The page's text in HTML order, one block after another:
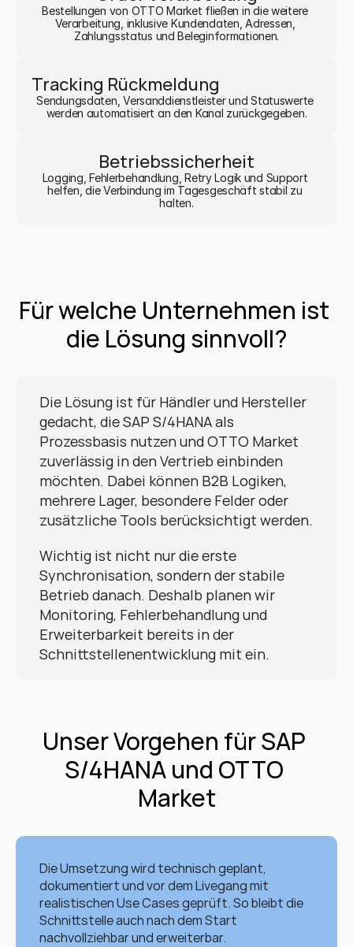
Bestellungen von OTTO Market fließen in die weitere
Verarbeitung, inklusive Kundendaten, Adressen,
Zahlungsstatus und Beleginformationen.
Tracking Rückmeldung
Sendungsdaten, Versanddienstleister und Statuswerte
werden automatisiert an den Kanal zurückgegeben.
Betriebssicherheit
Logging, Fehlerbehandlung, Retry Logik und Support
helfen, die Verbindung im Tagesgeschäft stabil zu
halten.
Für welche Unternehmen ist
die Lösung sinnvoll?
Die Lösung ist für Händler und Hersteller
gedacht, die SAP S/4HANA als
Prozessbasis nutzen und OTTO Market
zuverlässig in den Vertrieb einbinden
möchten. Dabei können B2B Logiken,
mehrere Lager, besondere Felder oder
zusätzliche Tools berücksichtigt werden.
Wichtig ist nicht nur die erste
Synchronisation, sondern der stabile
Betrieb danach. Deshalb planen wir
Monitoring, Fehlerbehandlung und
Erweiterbarkeit bereits in der
Schnittstellenentwicklung mit ein.
Unser Vorgehen für SAP
S/4HANA und OTTO
Market
Die Umsetzung wird technisch geplant,
dokumentiert und vor dem Livegang mit
realistischen Use Cases geprüft. So bleibt die
Schnittstelle auch nach dem Start
nachvollziehbar und erweiterbar.